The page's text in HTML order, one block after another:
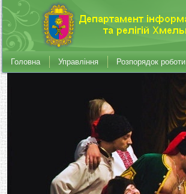
Головна Управління Розпорядок роботи